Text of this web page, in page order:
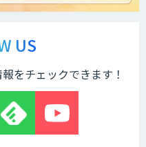
導入支援
US
をチェックできます！